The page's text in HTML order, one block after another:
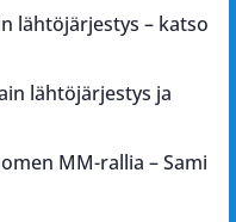
lähtöjärjestys – katso
lähtöjärjestys ja
MM-rallia – Sami